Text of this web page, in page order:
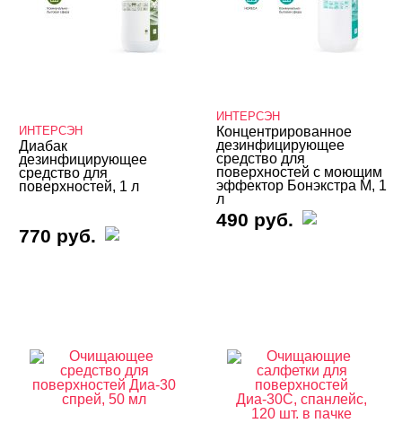
ИНТЕРСЭН
Диабак
дезинфицирующее
средство для
поверхностей, 1 л
770 руб.
ИНТЕРСЭН
Концентрированное
дезинфицирующее
средство для
поверхностей с моющим
эффектор Бонэкстра М, 1
л
490 руб.